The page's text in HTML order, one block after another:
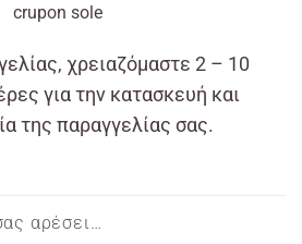
crupon sole
χρειαζόμαστε 2 – 10
για την κατασκευή και
της παραγγελίας σας.
αρέσει…